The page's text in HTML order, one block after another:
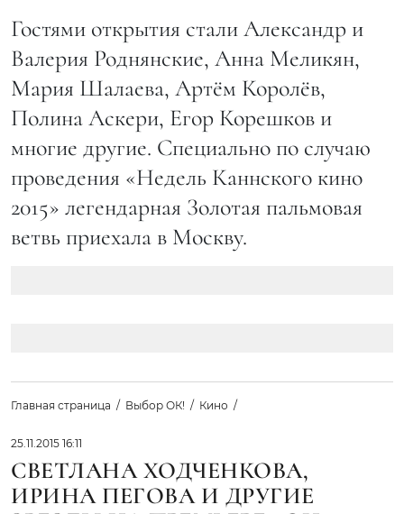
Гостями открытия стали Александр и
Валерия Роднянские, Анна Меликян,
Мария Шалаева, Артём Королёв,
Полина Аскери, Егор Корешков и
многие другие. Специально по случаю
проведения «Недель Каннского кино
2015» легендарная Золотая пальмовая
ветвь приехала в Москву.
Главная страница Выбор ОК! Кино
25.11.2015 16:11
СВЕТЛАНА ХОДЧЕНКОВА,
ИРИНА ПЕГОВА И ДРУГИЕ